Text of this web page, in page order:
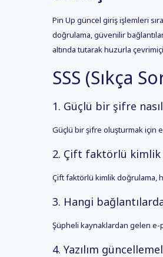
Pin Up güncel giriş işlemleri
doğrulama, güvenilir
altında tutarak huzurla
SSS (Sıkça
1. Güçlü bir şifre
Güçlü bir şifre oluşturmak için
2. Çift faktörlü kimlik
Çift faktörlü kimlik doğrulama,
3. Hangi
Şüpheli kaynaklardan gelen e-
4. Yazılım